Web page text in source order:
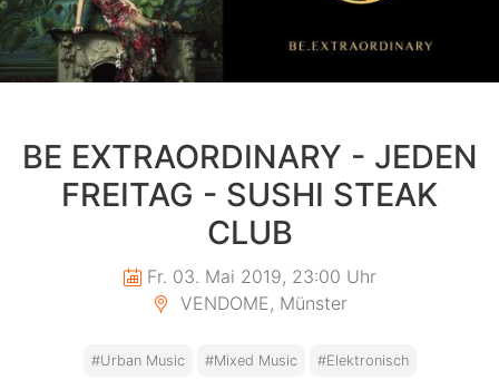
BE EXTRAORDINARY - JEDEN
FREITAG - SUSHI STEAK
CLUB
Fr. 03. Mai 2019, 23:00 Uhr
VENDOME, Münster
#Urban Music #Mixed Music #Elektronisch